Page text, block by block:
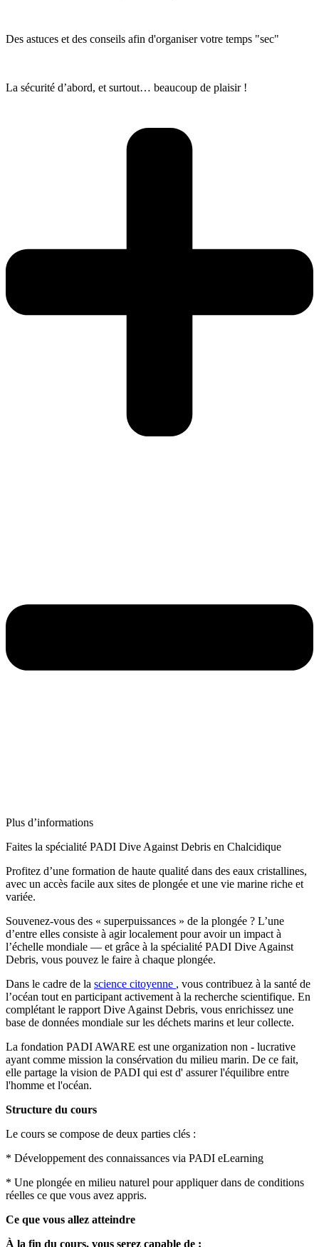
Des astuces et des conseils afin d'organiser votre temps "sec"
La sécurité d’abord, et surtout… beaucoup de plaisir !
Plus d’informations
Faites la spécialité PADI Dive Against Debris en Chalcidique
Profitez d’une formation de haute qualité dans des eaux cristallines,
avec un accès facile aux sites de plongée et une vie marine riche et
variée.
Souvenez-vous des « superpuissances » de la plongée ? L’une
d’entre elles consiste à agir localement pour avoir un impact à
l’échelle mondiale — et grâce à la spécialité PADI Dive Against
Debris, vous pouvez le faire à chaque plongée.
Dans le cadre de la science citoyenne , vous contribuez à la santé de
l’océan tout en participant activement à la recherche scientifique. En
complétant le rapport Dive Against Debris, vous enrichissez une
base de données mondiale sur les déchets marins et leur collecte.
La fondation PADI AWARE est une organization non - lucrative
ayant comme mission la consérvation du milieu marin. De ce fait,
elle partage la vision de PADI qui est d' assurer l'équilibre entre
l'homme et l'océan.
Structure du cours
Le cours se compose de deux parties clés :
* Développement des connaissances via PADI eLearning
* Une plongée en milieu naturel pour appliquer dans de conditions
réelles ce que vous avez appris.
Ce que vous allez atteindre
À la fin du cours, vous serez capable de :